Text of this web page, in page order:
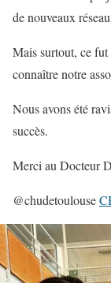
de nouveaux
Mais surtout, ce fut
connaître notre
Nous avons été
succès.
Merci au Docteur
@chudetoulouse